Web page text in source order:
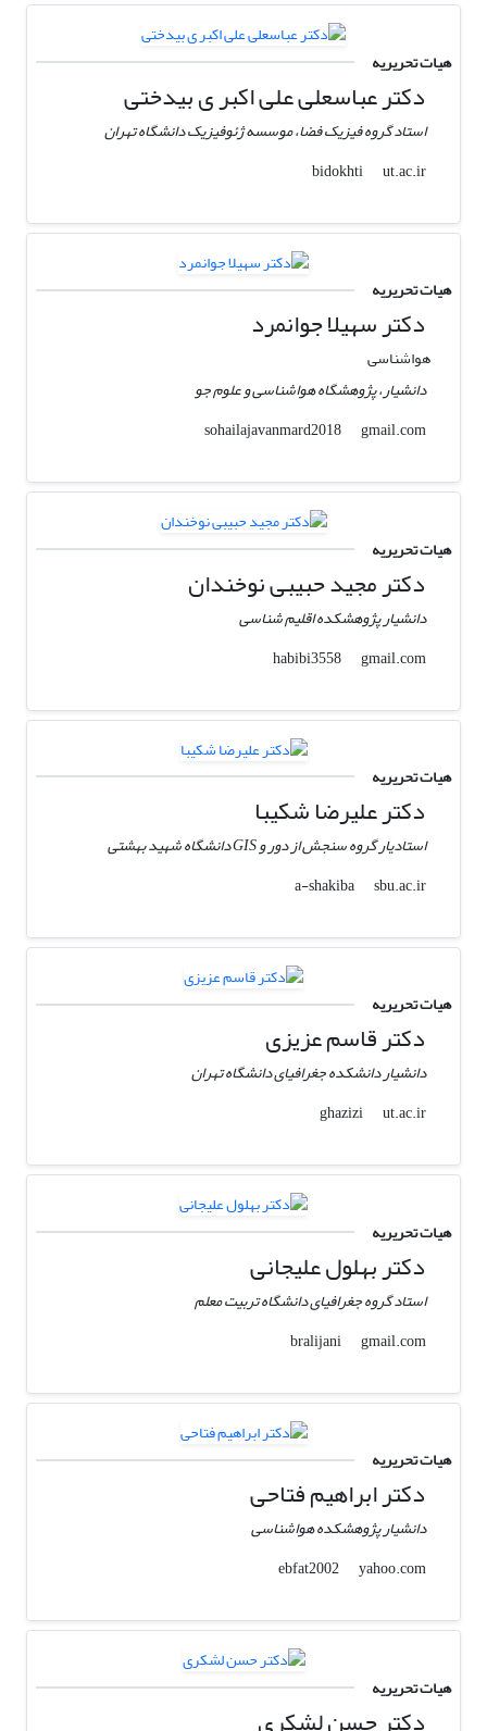
هیات تحریریه
دکتر عباسعلی علی اکبر ی بیدختی
استاد گروه فیزیک فضا، موسسه ژئوفیزیک دانشگاه تهران
bidokhti
ut.ac.ir
هیات تحریریه
دکتر سهیلا جوانمرد
هواشناسی
دانشیار، پژوهشگاه هواشناسی و علوم جو
sohailajavanmard2018
gmail.com
هیات تحریریه
دکتر مجید حبیبی نوخندان
دانشیار پژوهشکده اقلیم شناسی
habibi3558
gmail.com
هیات تحریریه
دکتر علیرضا شکیبا
استادیار گروه سنجش از دور و GIS دانشگاه شهید بهشتی
a-shakiba
sbu.ac.ir
هیات تحریریه
دکتر قاسم عزیزی
دانشیار دانشکده جغرافیای دانشگاه تهران
ghazizi
ut.ac.ir
هیات تحریریه
دکتر بهلول علیجانی
استاد گروه جغرافیای دانشگاه تربیت معلم
bralijani
gmail.com
هیات تحریریه
دکتر ابراهیم فتاحی
دانشیار پژوهشکده هواشناسی
ebfat2002
yahoo.com
هیات تحریریه